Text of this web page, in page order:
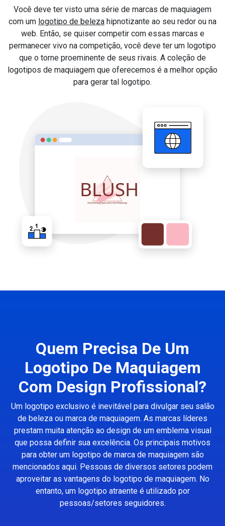
Você deve ter visto uma série de marcas de maquiagem
com um logotipo de beleza hipnotizante ao seu redor ou na
web. Então, se quiser competir com essas marcas e
permanecer vivo na competição, você deve ter um logotipo
que o torne proeminente de seus rivais. A coleção de
logotipos de maquiagem que oferecemos é a melhor opção
para gerar tal logotipo.
Quem Precisa De Um
Logotipo De Maquiagem
Com Design Profissional?
Um logotipo exclusivo é inevitável para divulgar seu salão
de beleza ou marca de maquiagem. As marcas líderes
prestam muita atenção ao design de um emblema visual
que possa definir sua excelência. Os principais motivos
para obter um logotipo de marca de maquiagem são
mencionados aqui. Pessoas de diversos setores podem
aproveitar as vantagens do logotipo de maquiagem. No
entanto, um logotipo atraente é utilizado por
pessoas/setores seguidores.